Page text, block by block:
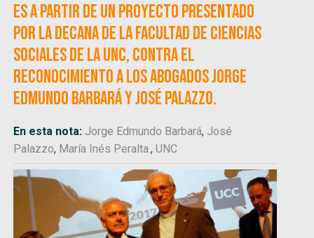
Es a partir de un proyecto presentado
por la decana de la Facultad de Ciencias
Sociales de la UNC, contra el
reconocimiento a los abogados Jorge
Edmundo Barbará y José Palazzo.
En esta nota: Jorge Edmundo Barbará, José
Palazzo, María Inés Peralta.,UNC